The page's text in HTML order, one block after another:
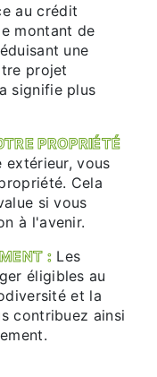
au crédit
montant de
une
projet
signifie plus
PROPRIÉTÉ
extérieur, vous
Cela
si vous
à l'avenir.
:Les
éligibles au
et la
contribuez ainsi